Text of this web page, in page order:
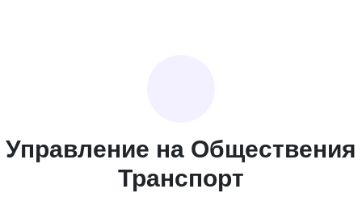
Управление на Обществения
Транспорт